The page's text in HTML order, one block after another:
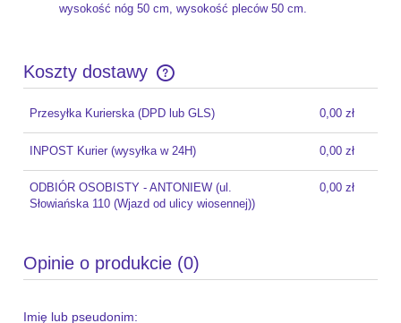
wysokość nóg 50 cm, wysokość pleców 50 cm.
Koszty dostawy
Cena nie zawiera ewentualnych kosztów płatności
Przesyłka Kurierska(DPD lub GLS) 0,00 zł
INPOST Kurier (wysyłka w 24H) 0,00 zł
ODBIÓR OSOBISTY - ANTONIEW(ul.
Słowiańska 110 (Wjazd od ulicy wiosennej))
0,00 zł
Opinie o produkcie (0)
Imię lub pseudonim: